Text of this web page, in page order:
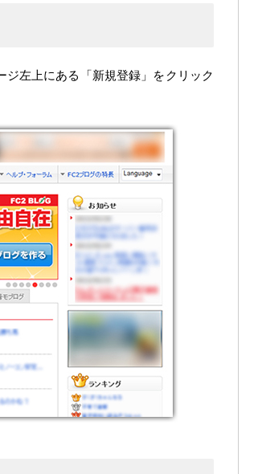
ジ左上にある「新規登録」をクリック